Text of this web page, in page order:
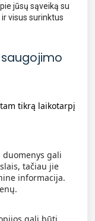
jūsų sąveiką su
visus surinktus
tikrą laikotarpį
gali
tačiau jie
informacija.